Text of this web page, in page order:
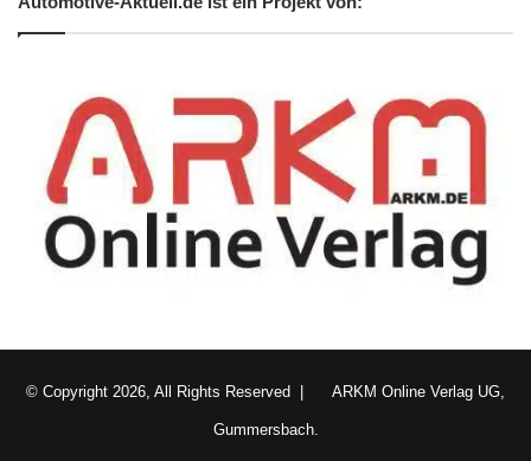
© Copyright 2026, All Rights Reserved | ARKM Online Verlag UG,
Gummersbach.